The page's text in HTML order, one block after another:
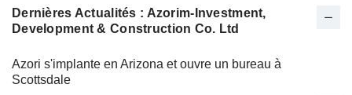
Dernières Actualités : Azorim-Investment,
Development & Construction Co. Ltd
Azori s'implante en Arizona et ouvre un bureau à
Scottsdale